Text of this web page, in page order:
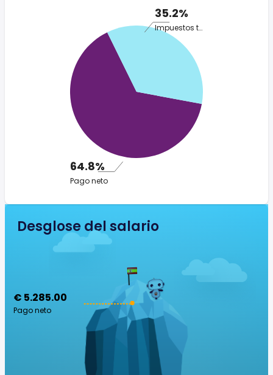
35.2%
Impuestos totales
64.8%
Pago neto
Desglose del salario
€ 5.285.00
Pago neto